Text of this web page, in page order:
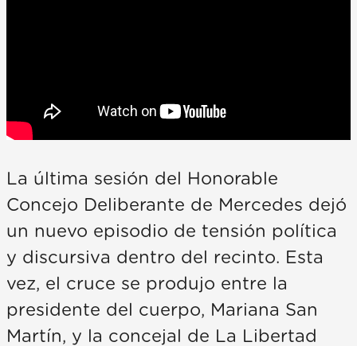
La última sesión del Honorable
Concejo Deliberante de Mercedes dejó
un nuevo episodio de tensión política
y discursiva dentro del recinto. Esta
vez, el cruce se produjo entre la
presidente del cuerpo, Mariana San
Martín, y la concejal de La Libertad